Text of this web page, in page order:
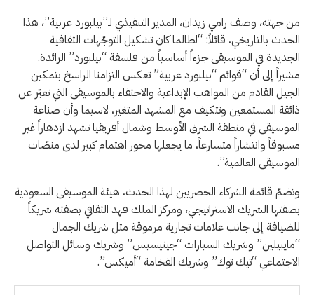
من جهته، وصف رامي زيدان، المدير التنفيذي لـ”بيلبورد عربية”، هذا
الحدث بالتاريخي، قائلاً: “لطالما كان تشكيل التوجّهات الثقافية
الجديدة في الموسيقى جزءاً أساسياً من فلسفة “بيلبورد” الرائدة.
مشيراً إلى أن “قوائم “بيلبورد عربية” تعكس التزامنا الراسخ بتمكين
الجيل القادم من المواهب الإبداعية والاحتفاء بالموسيقى التي تعبّر عن
ذائقة المستمعين وتتكيف مع المشهد المتغير، لاسيما وأن صناعة
الموسيقى في منطقة الشرق الأوسط وشمال أفريقيا تشهد ازدهاراً غير
مسبوقاً وانتشاراً متسارعاً، ما يجعلها محور اهتمام كبير لدى منصّات
الموسيقى العالمية”.
وتضمّ قائمة الشركاء الحصريين لهذا الحدث، هيئة الموسيقى السعودية
بصفتها الشريك الاستراتيجي، ومركز الملك فهد الثقافي بصفته شريكاً
للضيافة إلى جانب علامات تجارية مرموقة مثل شريك الجمال
“مايبيلين” وشريك السيارات “جينيسيس” وشريك وسائل التواصل
الاجتماعي “تيك توك” وشريك الفخامة “أميكس”.